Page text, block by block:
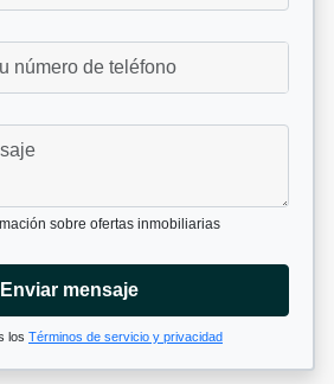
sobre ofertas inmobiliarias
Enviar mensaje
los Términos de servicio y privacidad